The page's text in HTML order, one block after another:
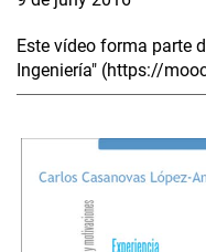
Este vídeo forma parte
Ingeniería" (https://